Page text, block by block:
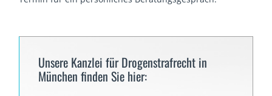
Unsere Kanzlei für Drogenstrafrecht in
München finden Sie hier: